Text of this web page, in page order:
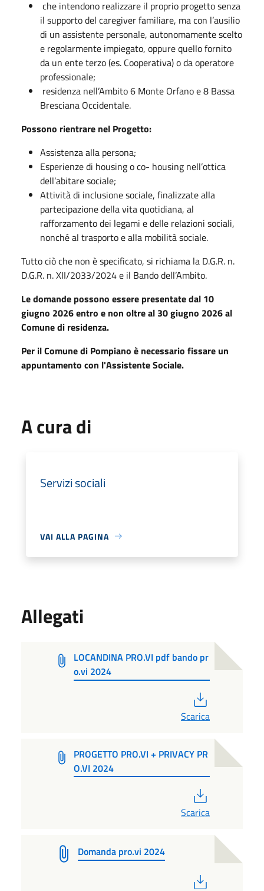
che intendono realizzare il proprio progetto senza
il supporto del caregiver familiare, ma con l’ausilio
di un assistente personale, autonomamente scelto
e regolarmente impiegato, oppure quello fornito
da un ente terzo (es. Cooperativa) o da operatore
professionale;
residenza nell’Ambito 6 Monte Orfano e 8 Bassa
Bresciana Occidentale.
Possono rientrare nel Progetto:
Assistenza alla persona;
Esperienze di housing o co- housing nell’ottica
dell’abitare sociale;
Attività di inclusione sociale, finalizzate alla
partecipazione della vita quotidiana, al
rafforzamento dei legami e delle relazioni sociali,
nonché al trasporto e alla mobilità sociale.
Tutto ciò che non è specificato, si richiama la D.G.R. n.
D.G.R. n. XII/2033/2024 e il Bando dell’Ambito.
Le domande possono essere presentatedal 10
giugno 2026 entro e non oltre al 30 giugno 2026al
Comune di residenza.
Per il Comune di Pompiano è necessario fissare un
appuntamento con l'Assistente Sociale.
A cura di
Servizi sociali
VAI ALLA PAGINA
Allegati
LOCANDINA PRO.VI pdf bando pr
o.vi 2024
Scarica
PROGETTO PRO.VI + PRIVACY PR
O.VI 2024
Scarica
Domanda pro.vi 2024